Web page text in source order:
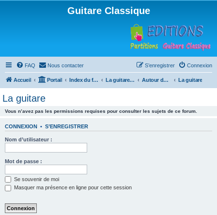
Guitare Classique
FAQ Nous contacter Connexion
S’enregistrer
Accueil Portail Index du forum La guitare : instrument, cours et théorie Autour de la guitare La guitare
La guitare
Vous n’avez pas les permissions requises pour consulter les sujets de ce forum.
CONNEXION • S’ENREGISTRER
Nom d’utilisateur :
Mot de passe :
Se souvenir de moi
Masquer ma présence en ligne pour cette session